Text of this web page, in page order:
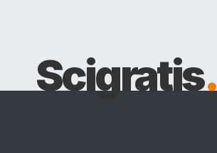
Scigratis.